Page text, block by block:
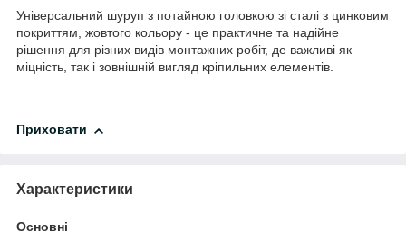
Універсальний шуруп з потайною головкою зі сталі з цинковим
покриттям, жовтого кольору - це практичне та надійне
рішення для різних видів монтажних робіт, де важливі як
міцність, так і зовнішній вигляд кріпильних елементів.
Приховати
Характеристики
Основні